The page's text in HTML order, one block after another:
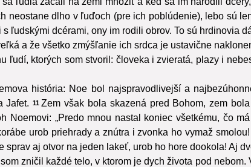
neostane dlho v ľuďoch (pre ich poblúdenie), lebo sú
ľudskými dcérami, ony im rodili obrov. To sú hrdinovia
a že všetko zmýšľanie ich srdca je ustavične
ľudí, ktorých som stvoril: človeka i zvieratá, plazy i
história: Noe bol najspravodlivejší a
Jafet. 11 Zem však bola skazená pred Bohom, zem
Noemovi: „Predo mnou nastal koniec všetkému, čo
urob priehrady a znútra i zvonka ho vymaž smolou!
sprav aj otvor na jeden lakeť, urob ho hore dookola! Aj
zničil každé telo, v ktorom je dych života pod nebom.